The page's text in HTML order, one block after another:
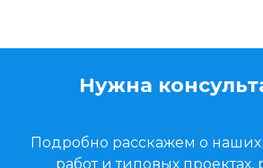
Нужна
Подробно расскажем о наших
работ и типовых проектах,